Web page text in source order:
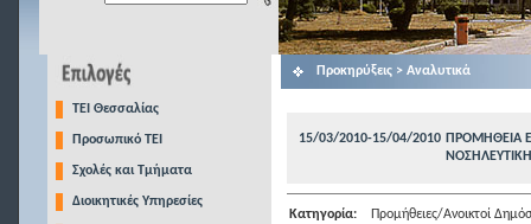
TEI Θεσσαλίας
Προσωπικό ΤΕΙ
Σχολές και Τμήματα
Διοικητικές Υπηρεσίες
Προκηρύξεις > Αναλυτικά
15/03/2010-15/04/2010 ΠΡΟΜΗΘΕΙΑ
Κατηγορία:
Προμήθειες/Ανοικτοί